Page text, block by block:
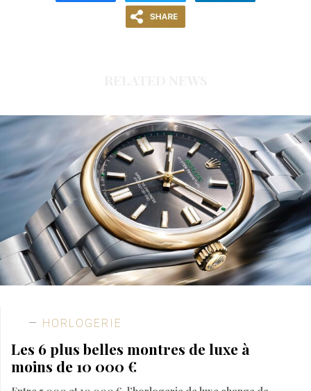
HORLOGERIE
Les 6 plus belles montres de luxe à
moins de 10 000 €